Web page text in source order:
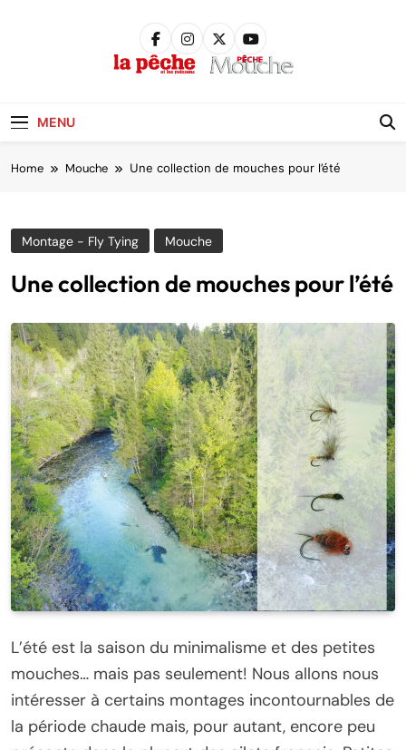
MENU
Home Mouche Une collection de mouches pour l’été
Montage - Fly Tying Mouche
Une collection de mouches pour l’été
L’été est la saison du minimalisme et des petites
mouches… mais pas seulement! Nous allons nous
intéresser à certains montages incontournables de
la période chaude mais, pour autant, encore peu